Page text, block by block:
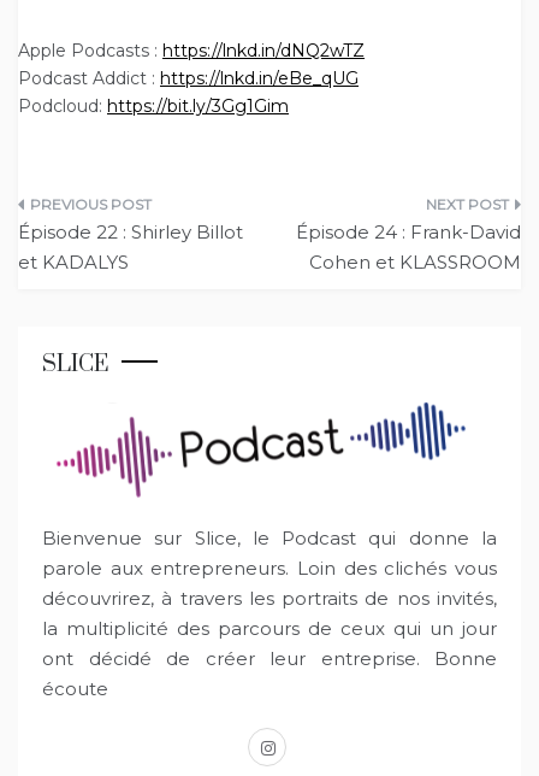
Apple Podcasts : https://lnkd.in/dNQ2wTZ
Podcast Addict : https://lnkd.in/eBe_qUG
Podcloud: https://bit.ly/3Gg1Gim
Navigation
de
Épisode 22 : Shirley Billot
et KADALYS
Épisode 24 : Frank-David
Cohen et KLASSROOM
SLICE
Bienvenue sur Slice, le Podcast qui donne la
parole aux entrepreneurs. Loin des clichés vous
découvrirez, à travers les portraits de nos invités,
la multiplicité des parcours de ceux qui un jour
ont décidé de créer leur entreprise. Bonne
écoute
instagram